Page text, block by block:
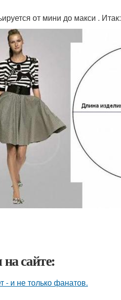
от мини до макси . Итак:
сайте:
- и не только фанатов.